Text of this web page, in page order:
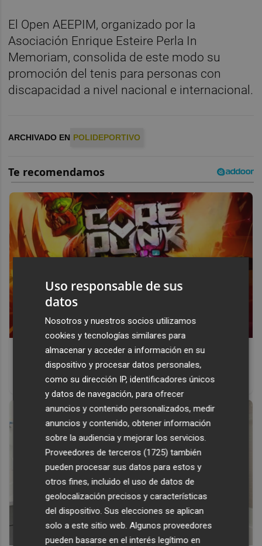
El Open AEEPIM, organizado por la
Asociación Enrique Esteire Perla In
Memoriam, consolida de este modo su
promoción del tenis para personas con
discapacidad a nivel nacional e internacional.
ARCHIVADO EN POLIDEPORTIVO
Corepunk MMORPG
Un verdadero MMORPG de la vieja escuela ¡Cómo los de
antes, pero mejor!
Uso responsable de sus
datos
Nosotros y nuestros socios utilizamos
cookies y tecnologías similares para
almacenar y acceder a información en su
dispositivo y procesar datos personales,
como su dirección IP, identificadores únicos
y datos de navegación, para ofrecer
anuncios y contenido personalizados, medir
anuncios y contenido, obtener información
sobre la audiencia y mejorar los servicios.
Proveedores de terceros (1725) también
pueden procesar sus datos para estos y
otros fines, incluido el uso de datos de
geolocalización precisos y características
del dispositivo. Sus elecciones se aplican
solo a este sitio web. Algunos proveedores
pueden basarse en el interés legítimo en